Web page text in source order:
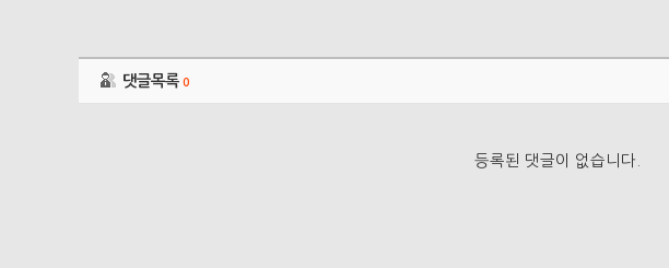
댓글목록 0
등록된 댓글이 없습니다.